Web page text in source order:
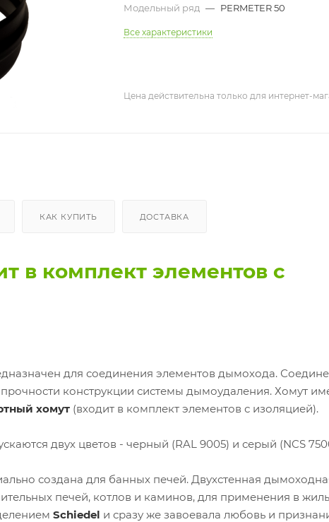
Модельный ряд — PERMETER 50
Все характеристики
Цена действительна только для интернет-
КАК КУПИТЬ ДОСТАВКА
в комплект элементов с
для соединения элементов дымохода.
конструкции системы дымоудаления. Хомут
хомут (входит в комплект элементов с изоляцией).
двух цветов - черный (RAL 9005) и серый (NCS
создана для банных печей. Двухстенная
печей, котлов и каминов, для применения в
Schiedel и сразу же завоевала любовь и